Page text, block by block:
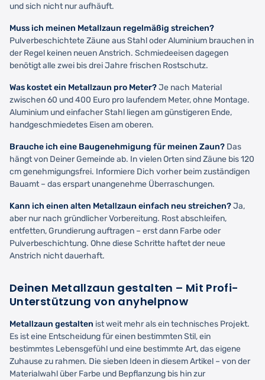
und sich nicht nur aufhäuft.
Muss ich meinen Metallzaun regelmäßig streichen?
Pulverbeschichtete Zäune aus Stahl oder Aluminium brauchen in
der Regel keinen neuen Anstrich. Schmiedeeisen dagegen
benötigt alle zwei bis drei Jahre frischen Rostschutz.
Was kostet ein Metallzaun pro Meter?Je nach Material
zwischen 60 und 400 Euro pro laufendem Meter, ohne Montage.
Aluminium und einfacher Stahl liegen am günstigeren Ende,
handgeschmiedetes Eisen am oberen.
Brauche ich eine Baugenehmigung für meinen Zaun? Das
hängt von Deiner Gemeinde ab. In vielen Orten sind Zäune bis 120
cm genehmigungsfrei. Informiere Dich vorher beim zuständigen
Bauamt – das erspart unangenehme Überraschungen.
Kann ich einen alten Metallzaun einfach neu streichen?Ja,
aber nur nach gründlicher Vorbereitung. Rost abschleifen,
entfetten, Grundierung auftragen – erst dann Farbe oder
Pulverbeschichtung. Ohne diese Schritte haftet der neue
Anstrich nicht dauerhaft.
Deinen Metallzaun gestalten – Mit Profi-
Unterstützung von anyhelpnow
Metallzaun gestalten ist weit mehr als ein technisches Projekt.
Es ist eine Entscheidung für einen bestimmten Stil, ein
bestimmtes Lebensgefühl und eine bestimmte Art, das eigene
Zuhause zu rahmen. Die sieben Ideen in diesem Artikel – von der
Materialwahl über Farbe und Bepflanzung bis hin zur